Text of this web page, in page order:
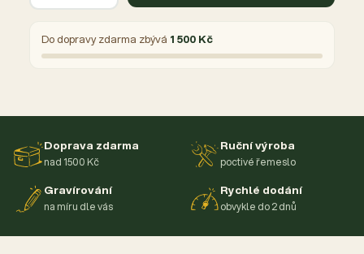
Do dopravy zdarma zbývá 1 500 Kč
Doprava zdarma
nad 1500 Kč
Ruční výroba
poctivé řemeslo
Gravírování
na míru dle vás
Rychlé dodání
obvykle do 2 dnů